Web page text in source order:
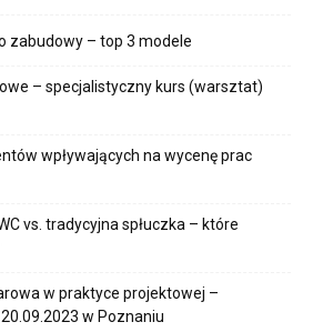
zabudowy – top 3 modele
– specjalistyczny kurs (warsztat)
wpływających na wycenę prac
vs. tradycyjna spłuczka – które
w praktyce projektowej –
w Poznaniu